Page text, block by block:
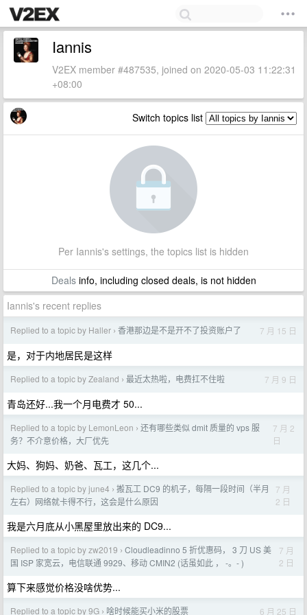
Iannis
V2EX member #487535, joined on 2020-05-03 11:22:31
+08:00
Switch topics list
Per Iannis's settings, the topics list is hidden
Dealsinfo, including closed deals, is not hidden
Iannis's recent replies
Replied to a topic by Haller › 香港那边是不是开不了投资账户了 7 月 15 日
是，对于内地居民是这样
Replied to a topic by Zealand › 最近太热啦，电费扛不住啦 7 月 9 日
青岛还好...我一个月电费才 50...
Replied to a topic by LemonLeon › 还有哪些类似 dmit 质量的 vps 服
务？不介意价格，大厂优先
7 月 2
日
大妈、狗妈、奶爸、瓦工，这几个...
Replied to a topic by june4 › 搬瓦工 DC9 的机子，每隔一段时间（半月
左右）网络就卡得不行，这会是什么原因
7 月
2 日
我是六月底从小黑屋里放出来的 DC9...
Replied to a topic by zw2019 › Cloudleadinno 5 折优惠码， 3 刀 US 美
国 ISP 家宽云，电信联通 9929、移动 CMIN2 (话虽如此 ， -。- )
7 月
2 日
算下来感觉价格没啥优势...
Replied to a topic by 9G › 啥时候能买小米的股票 6 月 25 日